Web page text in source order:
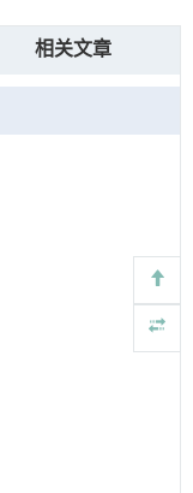
相关文章